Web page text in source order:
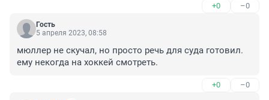
+0 –0
Гость
5 апреля 2023, 08:58
мюллер не скучал, но просто речь для суда готовил.
ему некогда на хоккей смотреть.
+0 –0